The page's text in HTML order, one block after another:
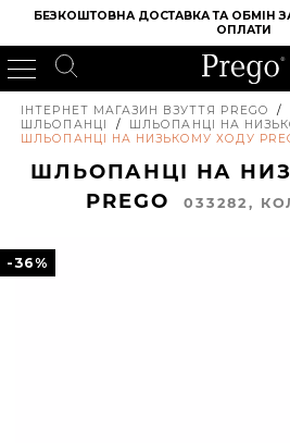
БЕЗКОШТОВНА ДОСТАВКА ТА ОБМІН
ОПЛАТИ
ІНТЕРНЕТ МАГАЗИН ВЗУТТЯ PREGO /
ШЛЬОПАНЦІ
/ ШЛЬОПАНЦІ НА
ШЛЬОПАНЦІ НА НИЗЬКОМУ ХОДУ
ШЛЬОПАНЦІ НА
PREGO033282,
-36%